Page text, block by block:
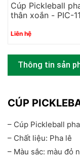
Cúp Pickleball
thân xoắn - PIC-
Liên hệ
Thông tin sản
CÚP
– Cúp Pickleball
– Chất liệu: Pha lê
– Màu sắc: màu đỏ